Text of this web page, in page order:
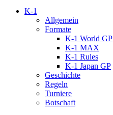
K-1
Allgemein
Formate
K-1 World GP
K-1 MAX
K-1 Rules
K-1 Japan GP
Geschichte
Regeln
Turniere
Botschaft